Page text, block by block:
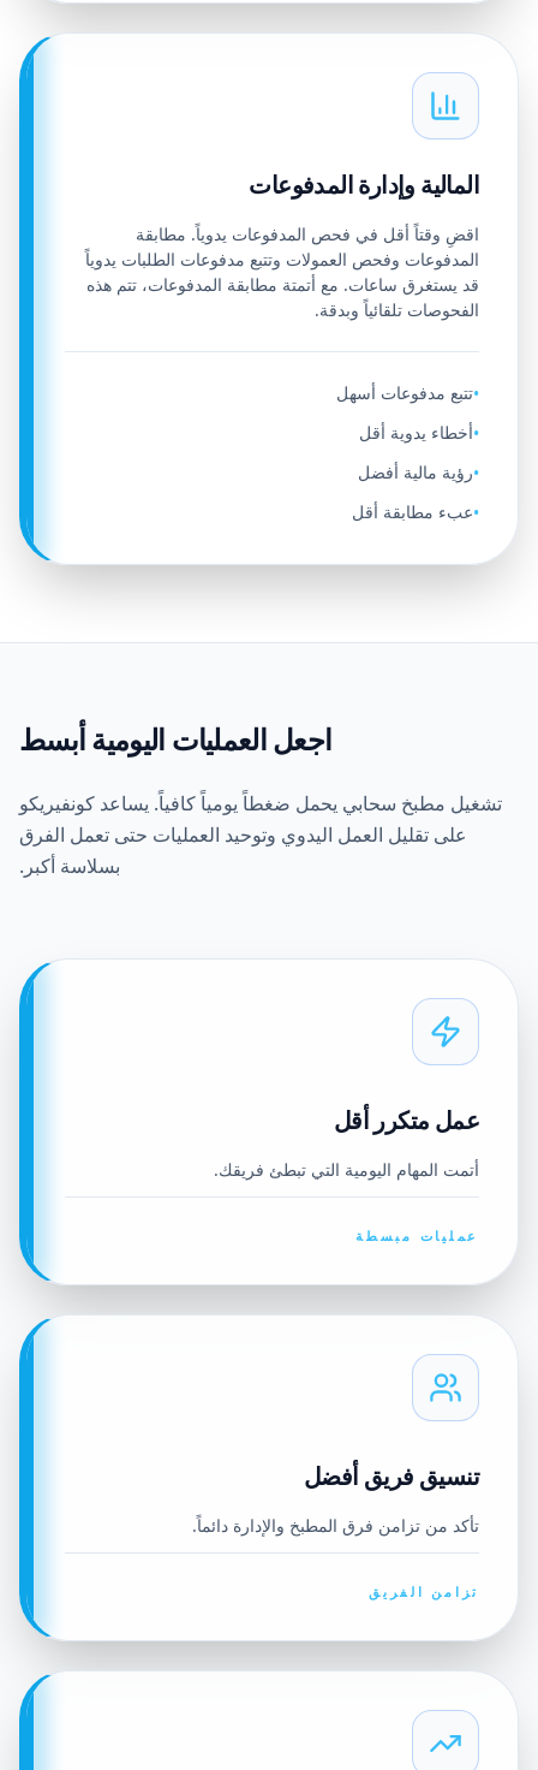
المالية وإدارة المدفوعات
اقضِ وقتاً أقل في فحص المدفوعات يدوياً. مطابقة
المدفوعات وفحص العمولات وتتبع مدفوعات الطلبات يدوياً
قد يستغرق ساعات. مع أتمتة مطابقة المدفوعات، تتم هذه
الفحوصات تلقائياً وبدقة.
•تتبع مدفوعات أسهل
•أخطاء يدوية أقل
•رؤية مالية أفضل
•عبء مطابقة أقل
اجعل العمليات اليومية أبسط
تشغيل مطبخ سحابي يحمل ضغطاً يومياً كافياً. يساعد كونفيريكو
على تقليل العمل اليدوي وتوحيد العمليات حتى تعمل الفرق
بسلاسة أكبر.
عمل متكرر أقل
أتمت المهام اليومية التي تبطئ فريقك.
عمليات مبسطة
تنسيق فريق أفضل
تأكد من تزامن فرق المطبخ والإدارة دائماً.
تزامن الفريق